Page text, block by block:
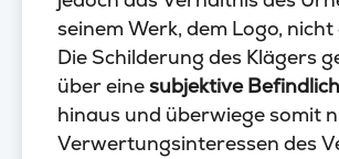
seinem Werk, dem Logo,
Die Schilderung des Klägers
über einesubjektive
hinaus und überwiege somit
Verwertungsinteressen des